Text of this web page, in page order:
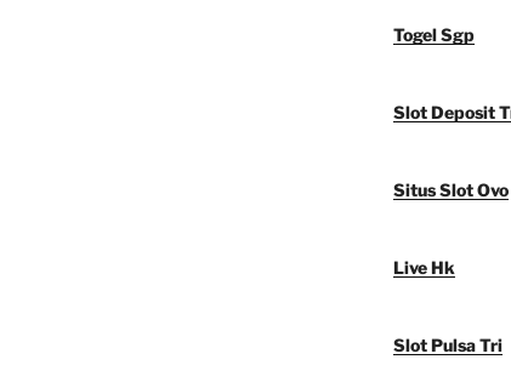
Togel Sgp
Slot Deposit
Situs Slot Ovo
Live Hk
Slot Pulsa Tri